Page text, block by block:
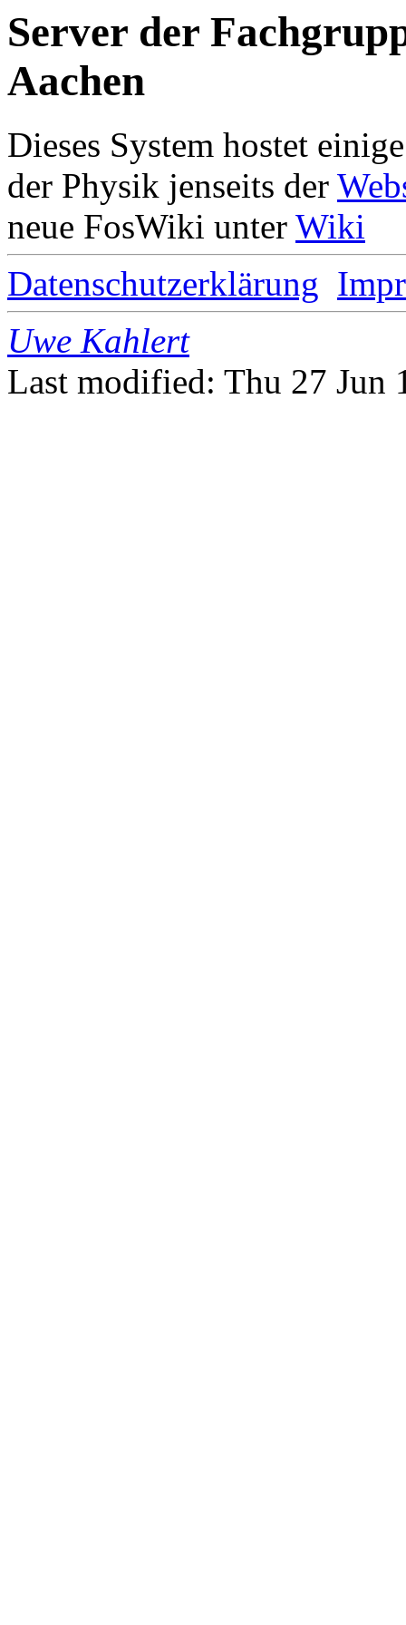
Server der
Aachen
Dieses System hostet
der Physik jenseits der
neue FosWiki unter Wiki
Datenschutzerklärung
Uwe Kahlert
Last modified: Thu 27 Jun